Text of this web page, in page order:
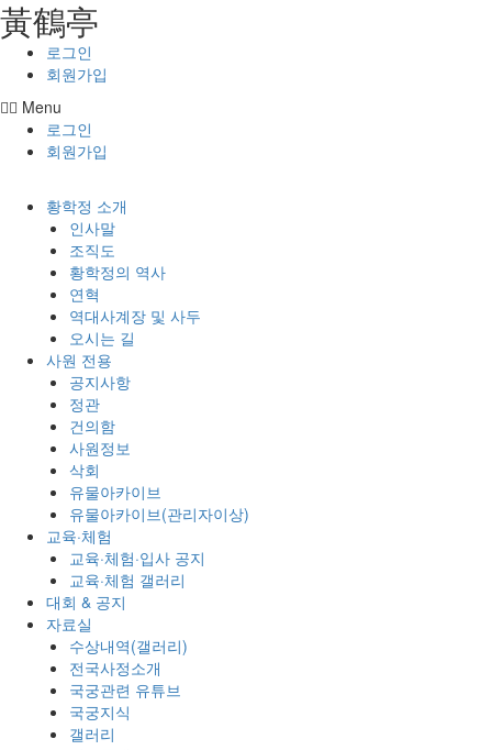
콘텐츠로
건너뛰기
⿈鶴亭
로그인
회원가입
Menu
로그인
회원가입
황학정 소개
인사말
조직도
황학정의 역사
연혁
역대사계장 및 사두
오시는 길
사원 전용
공지사항
정관
건의함
사원정보
삭회
유물아카이브
유물아카이브(관리자이상)
교육·체험
교육·체험·입사 공지
교육·체험 갤러리
대회 & 공지
자료실
수상내역(갤러리)
전국사정소개
국궁관련 유튜브
국궁지식
갤러리